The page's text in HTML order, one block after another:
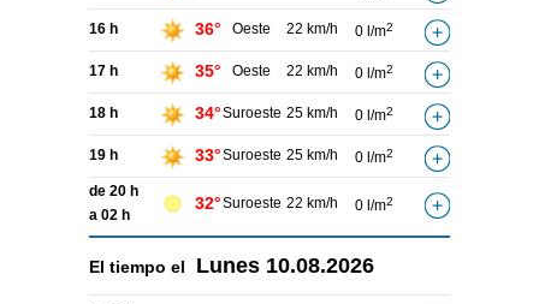
16 h 36° Oeste 22 km/h 0 l/m2
17 h 35° Oeste 22 km/h 0 l/m2
18 h 34°Suroeste 25 km/h 0 l/m2
19 h 33°Suroeste 25 km/h 0 l/m2
de 20 h
a 02 h
32°Suroeste 22 km/h 0 l/m2
El tiempo el Lunes 10.08.2026